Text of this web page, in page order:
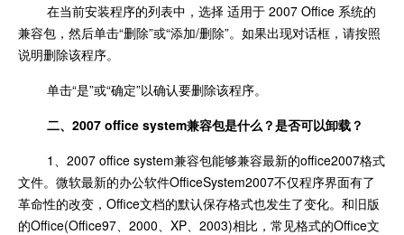
在当前安装程序的列表中，选择 适用于 2007 Office 系统的
兼容包，然后单击“删除”或“添加/删除”。如果出现对话框，请按照
说明删除该程序。
单击“是”或“确定”以确认要删除该程序。
二、2007 office system兼容包是什么？是否可以卸载？
1、2007 office system兼容包能够兼容最新的office2007格式
文件。微软最新的办公软件OfficeSystem2007不仅程序界面有了
革命性的改变，Office文档的默认保存格式也发生了变化。和旧版
的Office(Office97、2000、XP、2003)相比，常见格式的Office文